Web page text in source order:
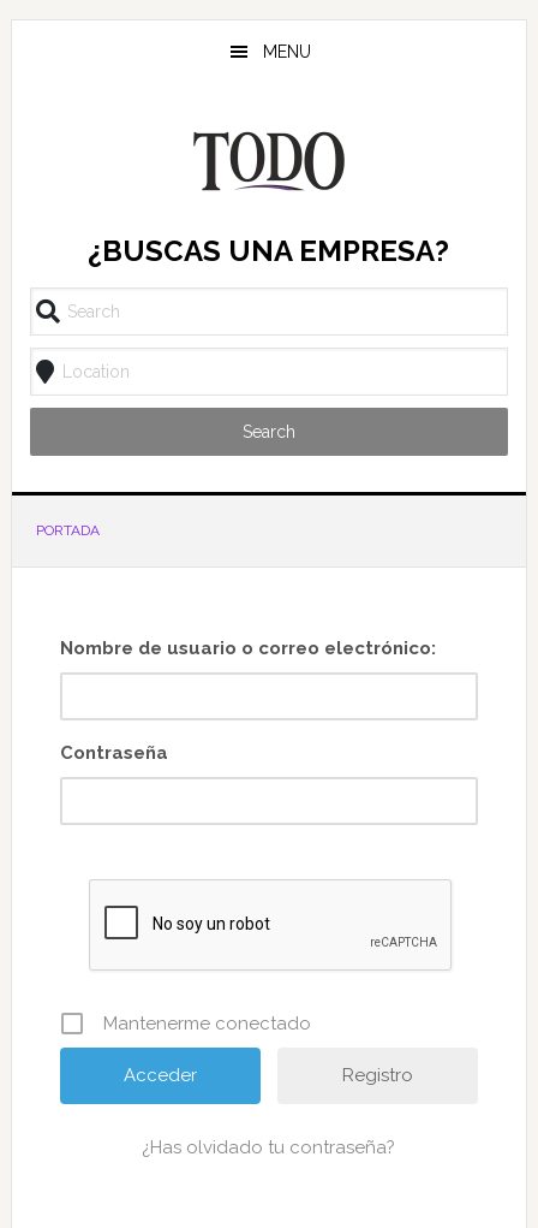
Saltar
Saltar
MENU
¿BUSCAS UNA EMPRESA?
Search
PORTADA
Nombre de usuario o correo electrónico:
Contraseña
Mantenerme conectado
Registro
¿Has olvidado tu contraseña?